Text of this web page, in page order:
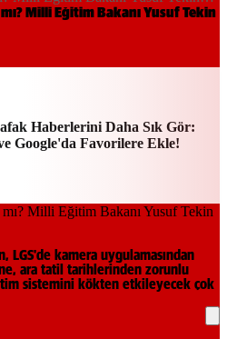
Milli Eğitim Bakanı Yusuf Tekin
Haberlerini Daha Sık Gör:
Google'da Favorilere Ekle!
LGS'de kamera uygulamasından
ara tatil tarihlerinden zorunlu
sistemini kökten etkileyecek çok